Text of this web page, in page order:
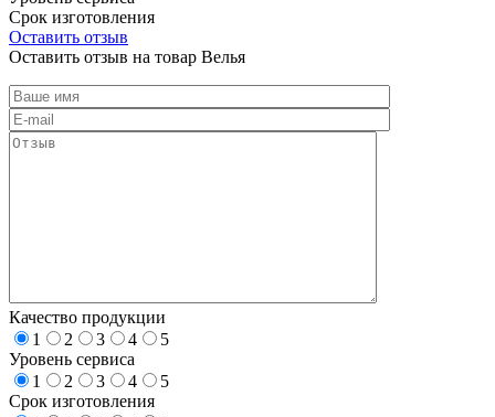
Срок изготовления
Оставить отзыв
Оставить отзыв на товар Велья
Качество продукции
1
2 3 4
5
Уровень сервиса
1
2 3 4
5
Срок изготовления